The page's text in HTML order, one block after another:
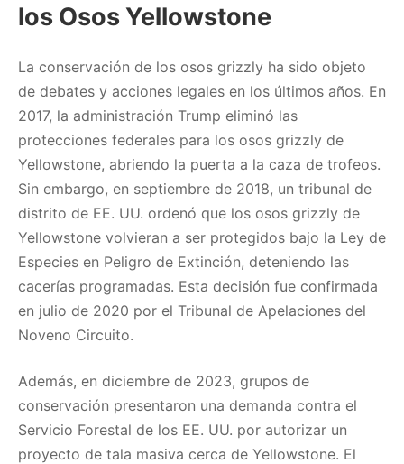
los Osos Yellowstone
La conservación de los osos grizzly ha sido objeto
de debates y acciones legales en los últimos años. En
2017, la administración Trump eliminó las
protecciones federales para los osos grizzly de
Yellowstone, abriendo la puerta a la caza de trofeos.
Sin embargo, en septiembre de 2018, un tribunal de
distrito de EE. UU. ordenó que los osos grizzly de
Yellowstone volvieran a ser protegidos bajo la Ley de
Especies en Peligro de Extinción, deteniendo las
cacerías programadas. Esta decisión fue confirmada
en julio de 2020 por el Tribunal de Apelaciones del
Noveno Circuito. ​
Además, en diciembre de 2023, grupos de
conservación presentaron una demanda contra el
Servicio Forestal de los EE. UU. por autorizar un
proyecto de tala masiva cerca de Yellowstone. El